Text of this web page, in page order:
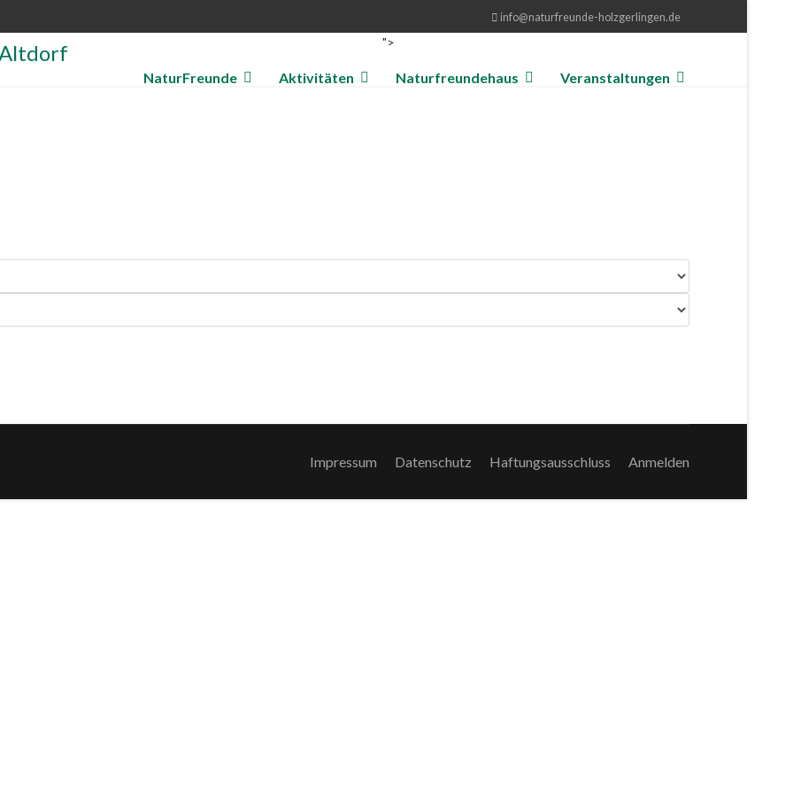
info@naturfreunde-holzgerlingen.de
NaturFreunde Aktivitäten
">
Naturfreundehaus Veranstaltungen
Impressum Datenschutz Haftungsausschluss Anmelden